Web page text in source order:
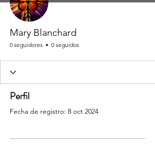
Mary Blanchard
0 seguidores 0 seguidos
Perfil
Fecha de registro: 8 oct 2024